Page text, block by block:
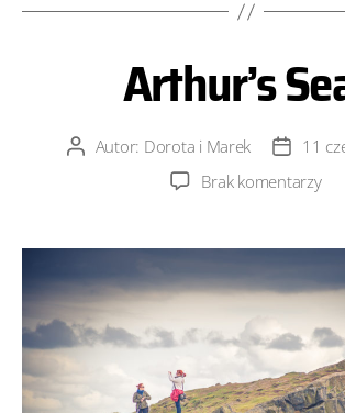
Arthur’s
AutorAutor: Dorota i Marek
Data
wpisu
11
Brak komentarzydo